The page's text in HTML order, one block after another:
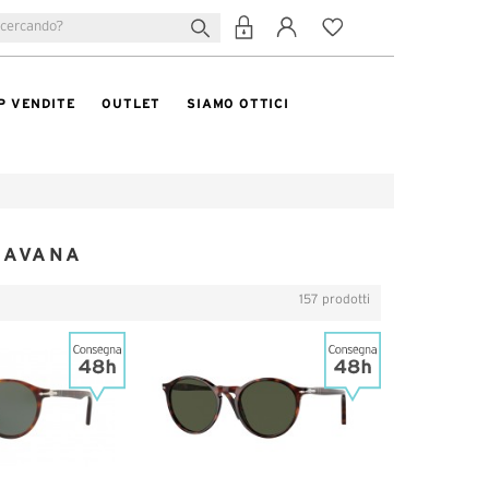
VENDITE OUTLET SIAMO OTTICI
157 prodotti